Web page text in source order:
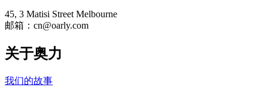
45, 3 Matisi Street Melbourne
邮箱：cn@oarly.com
关于奥力
我们的故事